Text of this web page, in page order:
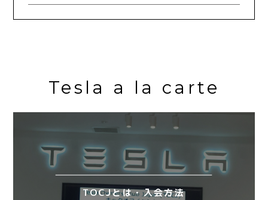
Tesla a la carte
TOCJとは・入会方法